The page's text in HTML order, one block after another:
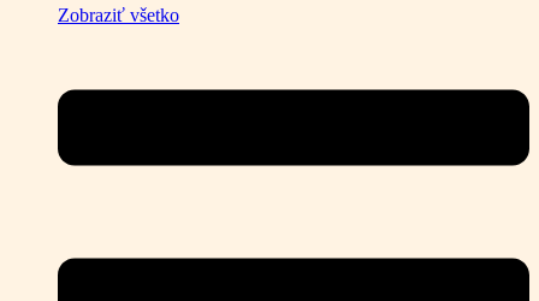
Zobraziť všetko